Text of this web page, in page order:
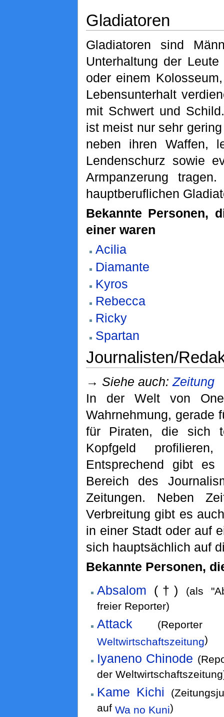
Gladiatoren
Gladiatoren sind
Unterhaltung der
oder einem
Lebensunterhalt
mit Schwert und
ist meist nur sehr
neben ihren Waffen,
Lendenschurz sowie
Armpanzerung
hauptberuflichen
Bekannte Personen,
einer waren
Acilia
Diamante
Kyros
Rebecca
Ricky
Spartan
Journalisten/
→ Siehe auch:Zeitung
In der Welt von
Wahrnehmung, gerade
für Piraten, die sich
Kopfgeld
Entsprechend gibt
Bereich des
Zeitungen. Neben
Verbreitung gibt es
in einer Stadt oder auf
sich hauptsächlich auf
Bekannte Personen,
Absalom (†) (als
freier Reporter)
Attack
(Reporter
Weltwirtschaftszeitung)
Iyaneno Chinode
der
Kame Kichi
auf Wa no Kuni)